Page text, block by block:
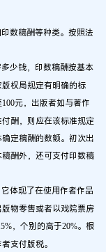
数稿酬等种类。按照法
少钱，印数稿酬按基本
权局规定有明确的标
100元，出版者如与著作
酬，则应在该标准规定
定稿酬的数额。初次出
酬外，还可支付印数稿
体现了在使用作者作品
物零售或者以戏院票房
，个别的高于20%。根
支付版税。